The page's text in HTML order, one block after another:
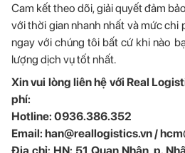
Cam kết theo dõi, giải quyết đảm
với thời gian nhanh nhất và mức chi
ngay với chúng tôi bất cứ khi nào
lượng dịch vụ tốt nhất.
Xin vui lòng liên hệ với Real
phí:
Hotline: 0936.386.352
Email: han@reallogistics.vn /